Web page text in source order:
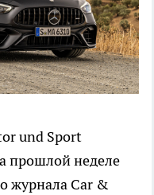
und Sport
прошлой неделе
журнала Car &